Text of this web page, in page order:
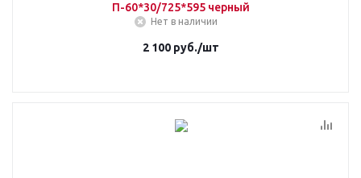
П-60*30/725*595 черный
Нет в наличии
2 100 руб./шт